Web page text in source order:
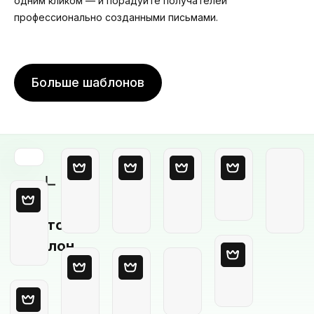
профессионально созданными письмами.
Больше шаблонов
Пустой
шаблон